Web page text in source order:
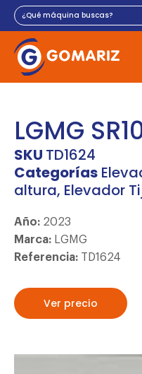
LGMG
SKU TD1624
Categorías
altura, Elevador
Año: 2023
Marca: LGMG
Referencia: TD1624
Ver precio